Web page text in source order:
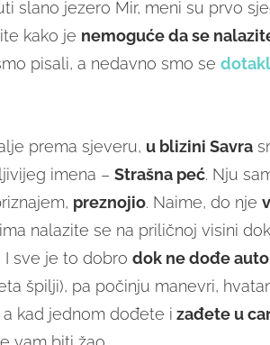
slano jezero Mir, meni su prvo
kako je nemoguće da se
pisali, a nedavno smo se
prema sjeveru, u blizini Savra
imena – Strašna peć. Nju
preznojio. Naime, do nje
nalazite se na priličnoj visini
I sve je to dobro dok ne dođe
špilji), pa počinju manevri,
kad jednom dođete i zađete u